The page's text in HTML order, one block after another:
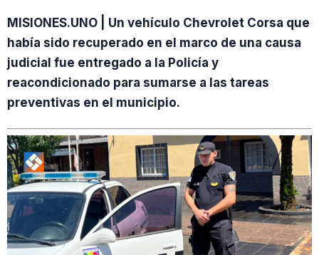
MISIONES.UNO | Un vehículo Chevrolet Corsa que
había sido recuperado en el marco de una causa
judicial fue entregado a la Policía y
reacondicionado para sumarse a las tareas
preventivas en el municipio.